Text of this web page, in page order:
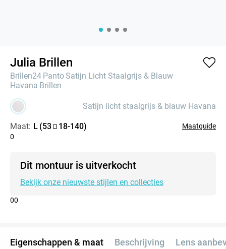
Julia Brillen
Brillen24 Panto Satijn Licht Staalgrijs & Blauw
Havana Brillen
Satijn licht staalgrijs & blauw Havana
Maat: L (53 18-140)
Maatguide
0
Dit montuur is uitverkocht
Bekijk onze nieuwste stijlen en collecties
00
Eigenschappen & maat Beschrijving Lens